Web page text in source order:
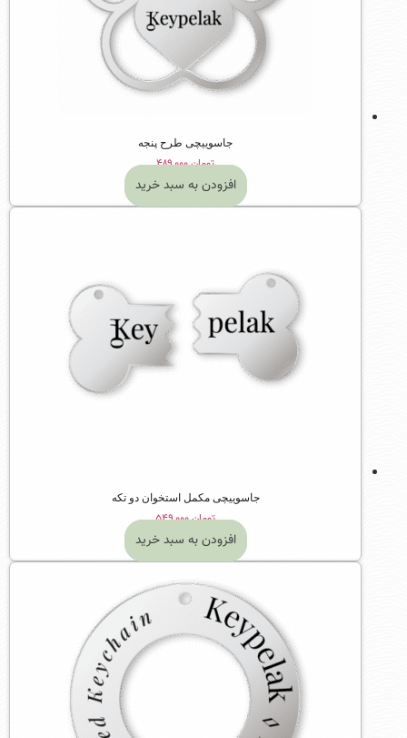
جاسوییچی طرح پنجه
تومان۴۸۹,۰۰۰
افزودن به سبد خرید
جاسوییچی مکمل استخوان دو تکه
تومان۵۴۹,۰۰۰
افزودن به سبد خرید